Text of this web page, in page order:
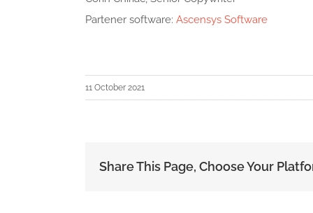
Partener software: Ascensys Software
11 October 2021
Share This Page, Choose Your